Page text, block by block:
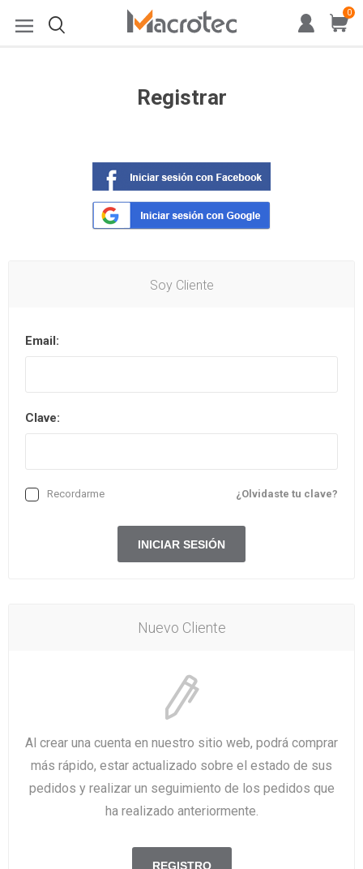
0
Registrar
Soy Cliente
Email:
Clave:
¿Olvidaste tu clave?
Recordarme
Nuevo Cliente
Al crear una cuenta en nuestro sitio web, podrá comprar
más rápido, estar actualizado sobre el estado de sus
pedidos y realizar un seguimiento de los pedidos que
ha realizado anteriormente.